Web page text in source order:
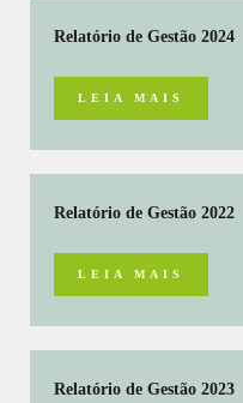
Relatório de Gestão 2024
LEIA MAIS
Relatório de Gestão 2022
LEIA MAIS
Relatório de Gestão 2023